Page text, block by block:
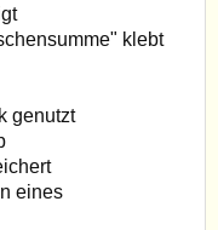
klebt
genutzt
eines